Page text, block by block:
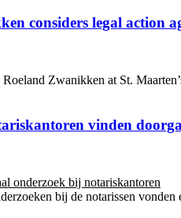
considers legal action
Zwanikken at St.
vinden
onderzoek bij notariskantoren
bij de notarissen vonden